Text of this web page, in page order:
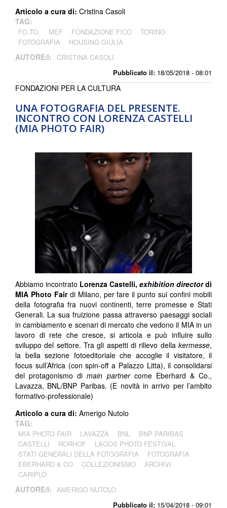
Pubblicato il: 18/05/2018 - 08:01
Articolo a cura di: Cristina Casoli
TAG:
FO.TO. MEF FONDAZIONE FICO
TORINO
FOTOGRAFIA
HOUSING GIULIA
AUTORE/I: CRISTINA CASOLI
UNA FOTOGRAFIA DEL PRESENTE.
INCONTRO CON LORENZA CASTELLI
(MIA PHOTO FAIR)
Pubblicato il: 15/04/2018 - 09:01
FONDAZIONI PER LA CULTURA
Abbiamo incontrato Lorenza Castelli, exhibition directordi
MIA Photo Fairdi Milano, per fare il punto sui confini mobili
della fotografia fra nuovi continenti, terre promesse e Stati
Generali. La sua fruizione passa attraverso paesaggi sociali
in cambiamento e scenari di mercato che vedono il MIA in un
lavoro di rete che cresce, si articola e può influire sullo
sviluppo del settore. Tra gli aspetti di rilievo della kermesse,
la bella sezione fotoeditoriale che accoglie il visitatore, il
focus sull’Africa (con spin-off a Palazzo Litta), il consolidarsi
del protagonismo dimain partner come Eberhard & Co.,
Lavazza, BNL/BNP Paribas. (E novità in arrivo per l’ambito
formativo-professionale)
Articolo a cura di: Amerigo Nutolo
TAG:
MIA PHOTO FAIR LAVAZZA BNL
BNP PARIBAS
CASTELLI
RORHOF
LAGOS PHOTO FESTIVAL
STATI GENERALI DELLA FOTOGRAFIA
FOTOGRAFIA
EBERHARD & CO
COLLEZIONISMO
ARCHIVI
CARIPLO
AUTORE/I: AMERIGO NUTOLO